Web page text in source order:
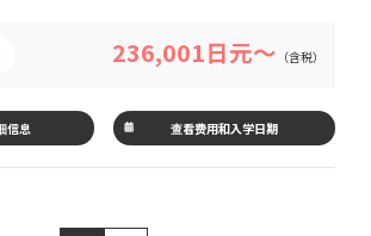
236,001日元～ （含税）
信息 查看费用和入学日期